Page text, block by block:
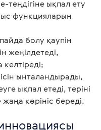
ықпал ету
функцияларын
болу қаупін
жеңілдетеді,
ынталандырады,
ықпал етеді, теріні
жаңа көрініс береді.
инновациясы